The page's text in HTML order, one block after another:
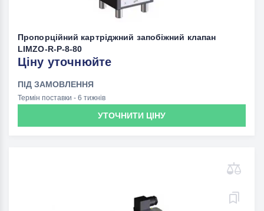
Пропорційний картріджний запобіжний клапан
LIMZO-R-P-8-80
Ціну уточнюйте
ПІД ЗАМОВЛЕННЯ
Термін поставки - 6 тижнів
УТОЧНИТИ ЦІНУ